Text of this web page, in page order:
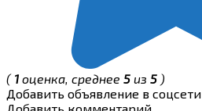
( 1 оценка, среднее 5 из 5 )
Добавить объявление в соцсети